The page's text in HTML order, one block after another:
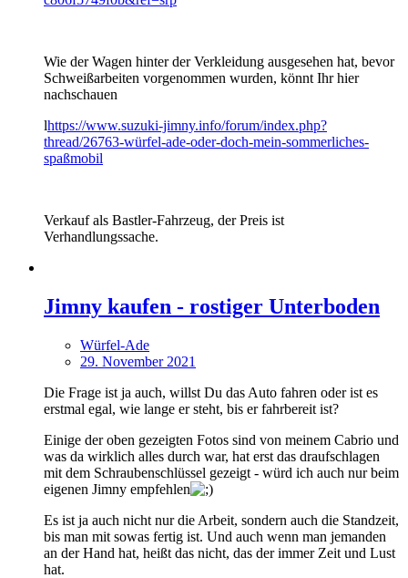
Wie der Wagen hinter der Verkleidung ausgesehen hat, bevor
Schweißarbeiten vorgenommen wurden, könnt Ihr hier
nachschauen
lhttps://www.suzuki-jimny.info/forum/index.php?
thread/26763-würfel-ade-oder-doch-mein-sommerliches-
spaßmobil
Verkauf als Bastler-Fahrzeug, der Preis ist
Verhandlungssache.
Jimny kaufen - rostiger Unterboden
Würfel-Ade
29. November 2021
Die Frage ist ja auch, willst Du das Auto fahren oder ist es
erstmal egal, wie lange er steht, bis er fahrbereit ist?
Einige der oben gezeigten Fotos sind von meinem Cabrio und
was da wirklich alles durch war, hat erst das draufschlagen
mit dem Schraubenschlüssel gezeigt - würd ich auch nur beim
eigenen Jimny empfehlen
Es ist ja auch nicht nur die Arbeit, sondern auch die Standzeit,
bis man mit sowas fertig ist. Und auch wenn man jemanden
an der Hand hat, heißt das nicht, das der immer Zeit und Lust
hat.